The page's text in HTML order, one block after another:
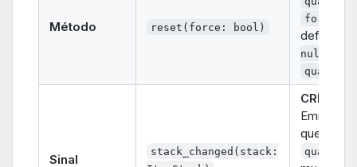
Método reset(force: bool)
define
null
Sinal
stack_changed(stack:
CRÍTICO!
Emitido
que
quantity